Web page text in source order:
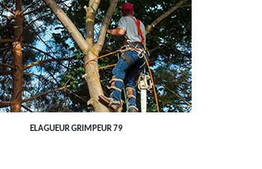
ELAGUEUR GRIMPEUR 79